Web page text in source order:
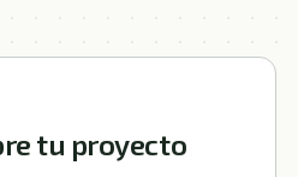
tu proyecto